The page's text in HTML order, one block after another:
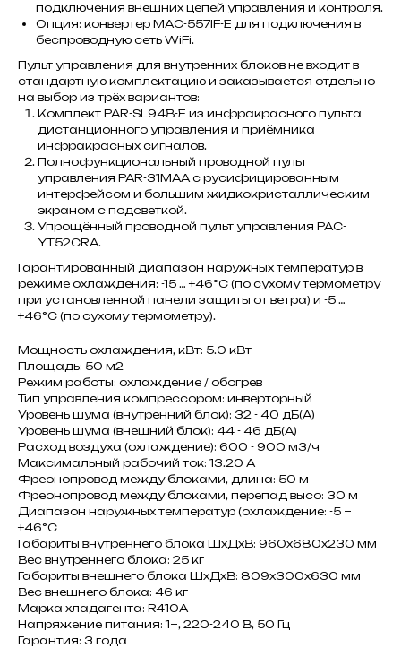
подключения внешних цепей управления и контроля.
Опция: конвертер MAC-557IF-E для подключения в
беспроводную сеть WiFi.
Пульт управления для внутренних блоков не входит в
стандартную комплектацию и заказывается отдельно
на выбор из трёх вариантов:
Комплект PAR-SL94B-E из инфракрасного пульта
дистанционного управления и приёмника
инфракрасных сигналов.
Полнофункциональный проводной пульт
управления PAR-31MAA с русифицированным
интерфейсом и большим жидкокристаллическим
экраном с подсветкой.
Упрощённый проводной пульт управления PAC-
YT52CRA.
Гарантированный диапазон наружных температур в
режиме охлаждения: -15 … +46°C (по сухому термометру
при установленной панели защиты от ветра) и -5 …
+46°C (по сухому термометру).
Мощность охлаждения, кВт: 5.0 кВт
Площадь: 50 м2
Режим работы: охлаждение / обогрев
Тип управления компрессором: инверторный
Уровень шума (внутренний блок): 32 - 40 дБ(А)
Уровень шума (внешний блок): 44 - 46 дБ(А)
Расход воздуха (охлаждение): 600 - 900 м3/ч
Максимальный рабочий ток: 13.20 A
Фреонопровод между блоками, длина: 50 м
Фреонопровод между блоками, перепад высо: 30 м
Диапазон наружных температур (охлаждение: -5 ~
+46°C
Габариты внутреннего блока ШxДxВ: 960x680x230 мм
Вес внутреннего блока: 25 кг
Габариты внешнего блока ШxДxВ: 809x300x630 мм
Вес внешнего блока: 46 кг
Марка хладагента: R410A
Напряжение питания: 1~, 220-240 В, 50 Гц
Гарантия: 3 года